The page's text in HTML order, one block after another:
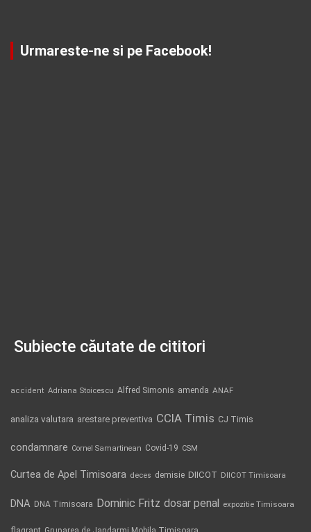
Urmareste-ne si pe Facebook!
Subiecte căutate de cititori
accident Adriana Stoicescu Alfred Simonis amenda ANAF
analiza valutara arestare preventiva CCIA Timis CJ Timis
condamnare Cornel Samartinean Covid-19 CSM
Curtea de Apel Timisoara deces demisie DIICOT DIICOT Timisoara
DNA DNA Timisoara Dominic Fritz dosar penal expozitie Timisoara